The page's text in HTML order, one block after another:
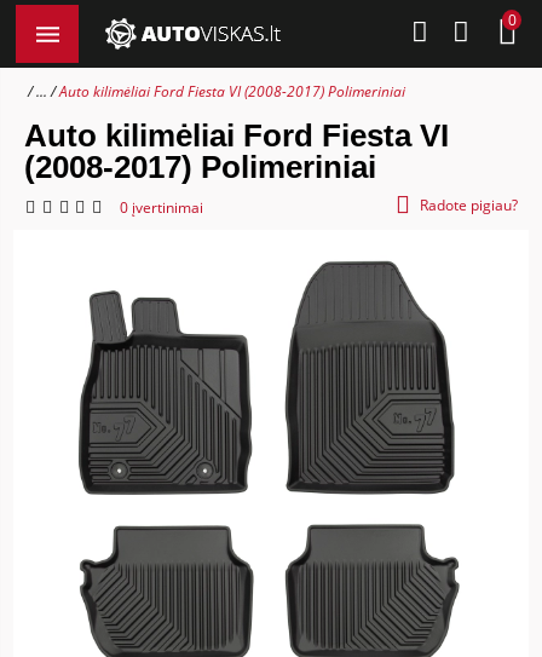
0
... Auto kilimėliai Ford Fiesta VI (2008-2017) Polimeriniai
Auto kilimėliai Ford Fiesta VI
(2008-2017) Polimeriniai
0 įvertinimai Radote pigiau?